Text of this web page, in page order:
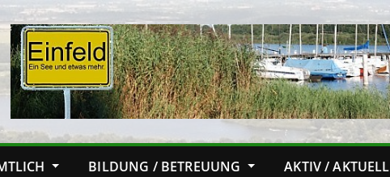
BILDUNG / BETREUUNG AKTIV / AKTUELL